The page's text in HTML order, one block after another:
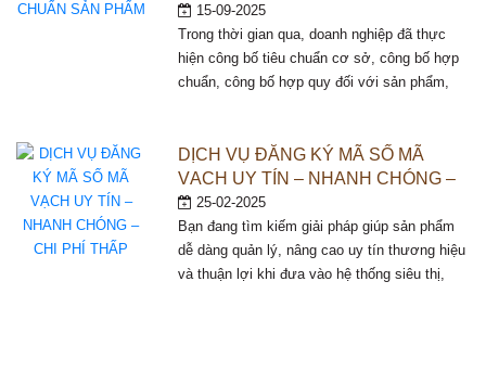
15-09-2025
Trong thời gian qua, doanh nghiệp đã thực
hiện công bố tiêu chuẩn cơ sở, công bố hợp
chuẩn, công bố hợp quy đối với sản phẩm,
hoạt động sản xuất, lưu thông và phân phối
trên […]
DỊCH VỤ ĐĂNG KÝ MÃ SỐ MÃ
VẠCH UY TÍN – NHANH CHÓNG –
CHI PHÍ THẤP
25-02-2025
Bạn đang tìm kiếm giải pháp giúp sản phẩm
dễ dàng quản lý, nâng cao uy tín thương hiệu
và thuận lợi khi đưa vào hệ thống siêu thị,